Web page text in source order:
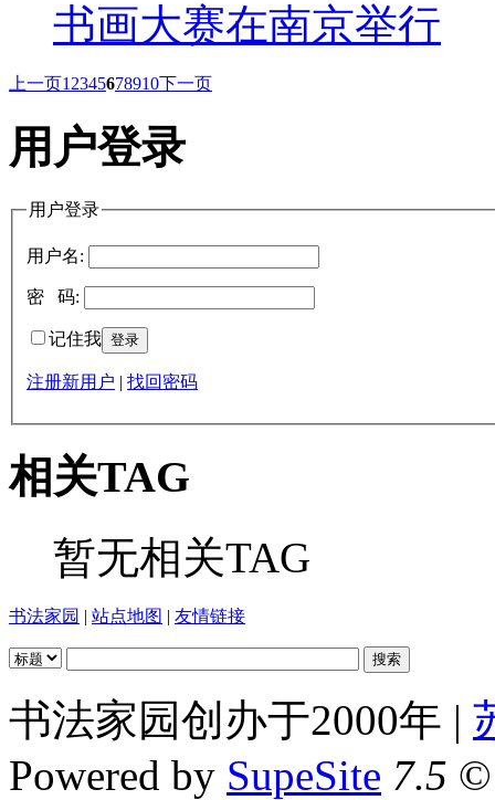
书画大赛在南京举行
上一页1 2345678910下一页
用户登录
用户登录
用户名:
密 码:
记住我
注册新用户 | 找回密码
相关TAG
暂无相关TAG
书法家园 | 站点地图 | 友情链接
书法家园创办于2000年 |
Powered by SupeSite 7.5 ©